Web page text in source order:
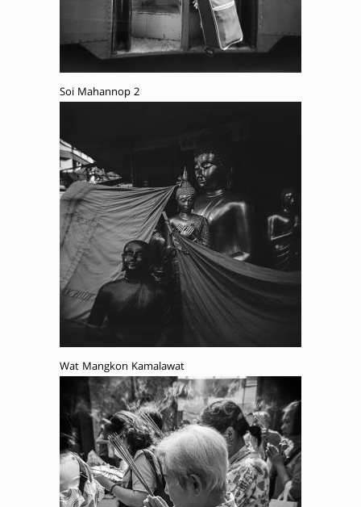
Soi Mahannop 2
Wat Mangkon Kamalawat